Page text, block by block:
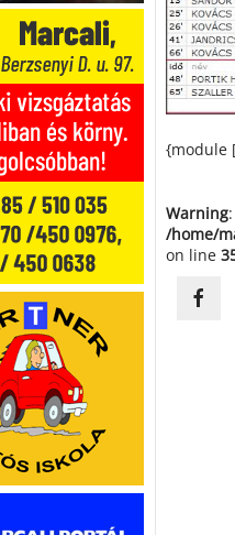
{module
Warning
/home/
on line